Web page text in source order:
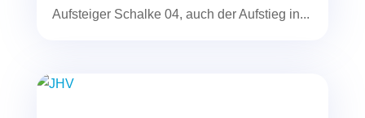
Aufsteiger Schalke 04, auch der Aufstieg in...